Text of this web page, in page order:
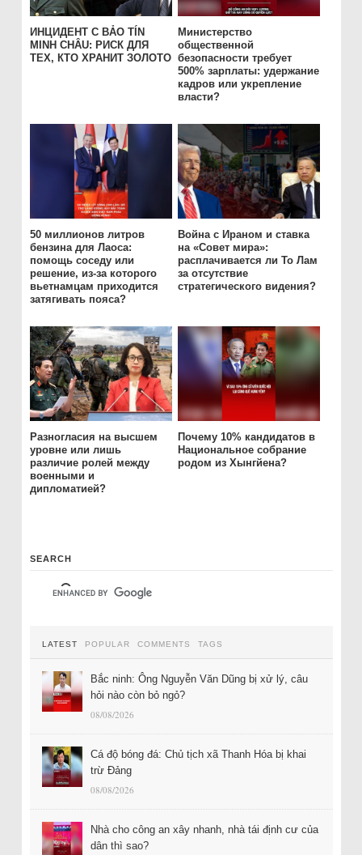
ИНЦИДЕНТ С BẢO TÍN
MINH CHÂU: РИСК ДЛЯ
ТЕХ, КТО ХРАНИТ ЗОЛОТО
Министерство
общественной
безопасности требует
500% зарплаты: удержание
кадров или укрепление
власти?
50 миллионов литров
бензина для Лаоса:
помощь соседу или
решение, из-за которого
вьетнамцам приходится
затягивать пояса?
Война с Ираном и ставка
на «Совет мира»:
расплачивается ли То Лам
за отсутствие
стратегического видения?
Разногласия на высшем
уровне или лишь
различие ролей между
военными и
дипломатией?
Почему 10% кандидатов в
Национальное собрание
родом из Хынгйена?
SEARCH
LATEST POPULAR COMMENTS TAGS
Bắc ninh: Ông Nguyễn Văn Dũng bị xử lý, câu
hỏi nào còn bỏ ngỏ?
08/08/2026
Cá độ bóng đá: Chủ tịch xã Thanh Hóa bị khai
trừ Đảng
08/08/2026
Nhà cho công an xây nhanh, nhà tái định cư của
dân thì sao?